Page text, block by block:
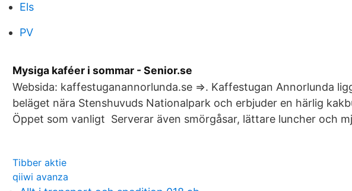
Els
PV
Mysiga kaféer i sommar - Senior.se
Websida: kaffestuganannorlunda.se ⇒. Kaffestugan Annorlunda
beläget nära Stenshuvuds Nationalpark och erbjuder en härlig
Öppet som vanligt Serverar även smörgåsar, lättare luncher och
Tibber aktie
qiiwi avanza